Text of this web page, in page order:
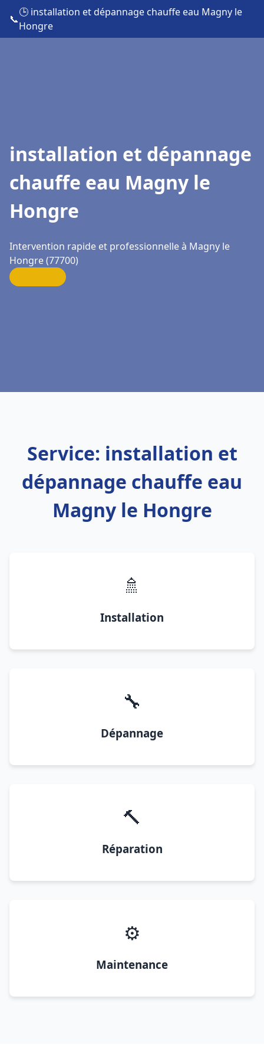
📞
🕒 installation et dépannage chauffe eau Magny le
Hongre
installation et dépannage
chauffe eau Magny le
Hongre
Intervention rapide et professionnelle à Magny le
Hongre (77700)
Service: installation et
dépannage chauffe eau
Magny le Hongre
🚿
Installation
🔧
Dépannage
🔨
Réparation
⚙️
Maintenance